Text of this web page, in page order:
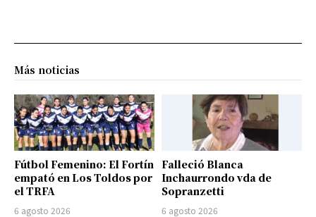
Más noticias
Fútbol Femenino: El Fortín
empató en Los Toldos por
el TRFA
6 agosto 2026
Falleció Blanca
Inchaurrondo vda de
Sopranzetti
6 agosto 2026